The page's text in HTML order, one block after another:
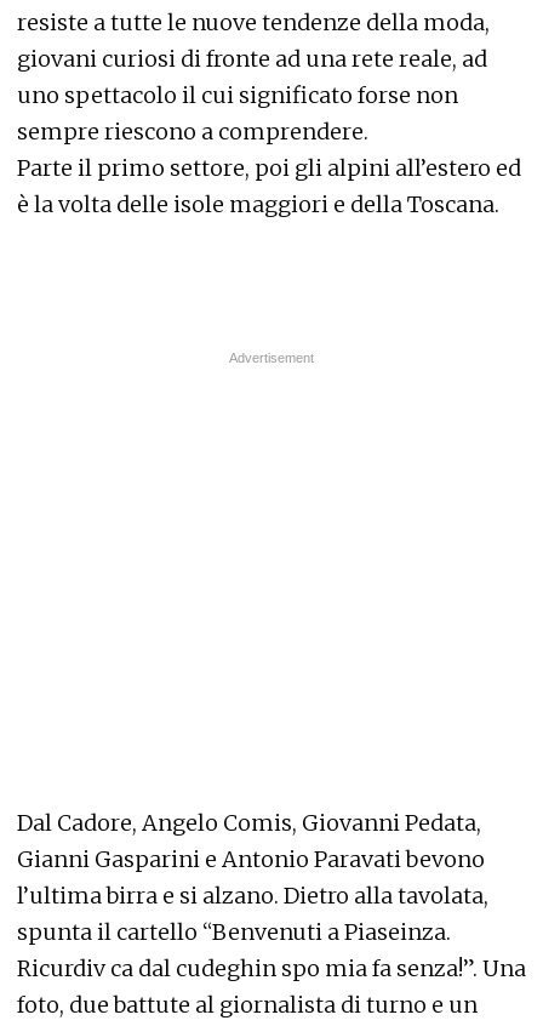
resiste a tutte le nuove tendenze della moda,
giovani curiosi di fronte ad una rete reale, ad
uno spettacolo il cui significato forse non
sempre riescono a comprendere.
Parte il primo settore, poi gli alpini all’estero ed
è la volta delle isole maggiori e della Toscana.
Dal Cadore, Angelo Comis, Giovanni Pedata,
Gianni Gasparini e Antonio Paravati bevono
l’ultima birra e si alzano. Dietro alla tavolata,
spunta il cartello “Benvenuti a Piaseinza.
Ricurdiv ca dal cudeghin spo mia fa senza!”. Una
foto, due battute al giornalista di turno e un